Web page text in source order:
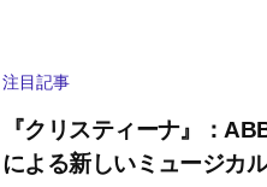
注目記事
『クリスティーナ』：
による新しいミュージカ